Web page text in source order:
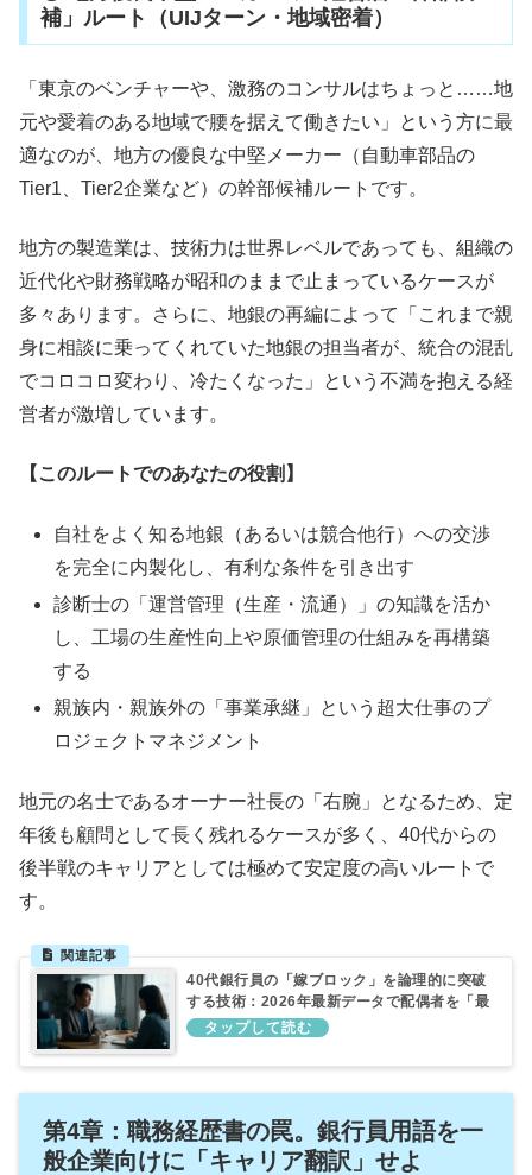
補」ルート（UIJターン・地域密着）
「東京のベンチャーや、激務のコンサルはちょっと……地
元や愛着のある地域で腰を据えて働きたい」という方に最
適なのが、地方の優良な中堅メーカー（自動車部品の
Tier1、Tier2企業など）の幹部候補ルートです。
地方の製造業は、技術力は世界レベルであっても、組織の
近代化や財務戦略が昭和のままで止まっているケースが
多々あります。さらに、地銀の再編によって「これまで親
身に相談に乗ってくれていた地銀の担当者が、統合の混乱
でコロコロ変わり、冷たくなった」という不満を抱える経
営者が激増しています。
【このルートでのあなたの役割】
自社をよく知る地銀（あるいは競合他行）への交渉
を完全に内製化し、有利な条件を引き出す
診断士の「運営管理（生産・流通）」の知識を活か
し、工場の生産性向上や原価管理の仕組みを再構築
する
親族内・親族外の「事業承継」という超大仕事のプ
ロジェクトマネジメント
地元の名士であるオーナー社長の「右腕」となるため、定
年後も顧問として長く残れるケースが多く、40代からの
後半戦のキャリアとしては極めて安定度の高いルートで
す。
40代銀行員の「嫁ブロック」を論理的に突破
する技術：2026年最新データで配偶者を「最
強の味方」に変える方法
第4章：職務経歴書の罠。銀行員用語を一
般企業向けに「キャリア翻訳」せよ